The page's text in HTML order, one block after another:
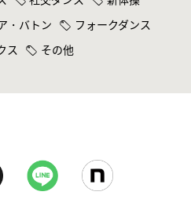
・バトン
フォークダンス
ス その他